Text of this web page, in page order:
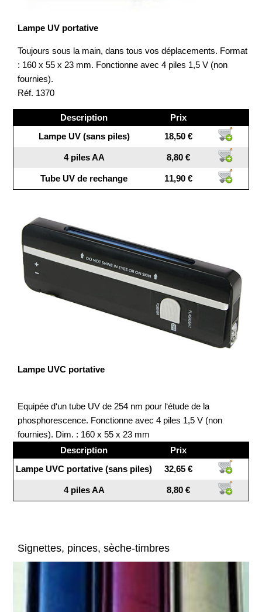
Lampe UV portative
Toujours sous la main, dans tous vos déplacements. Format
: 160 x 55 x 23 mm. Fonctionne avec 4 piles 1,5 V (non
fournies).
Réf. 1370
Description
Prix
Lampe UV (sans piles)
18,50 €
4 piles AA 8,80 €
Tube UV de rechange 11,90 €
Lampe UVC portative
Equipée d‘un tube UV de 254 nm pour l‘étude de la
phosphorescence. Fonctionne avec 4 piles 1,5 V (non
fournies). Dim. : 160 x 55 x 23 mm
Description
Prix
Lampe UVC portative (sans piles)
32,65 €
4 piles AA 8,80 €
Signettes, pinces, sèche-timbres